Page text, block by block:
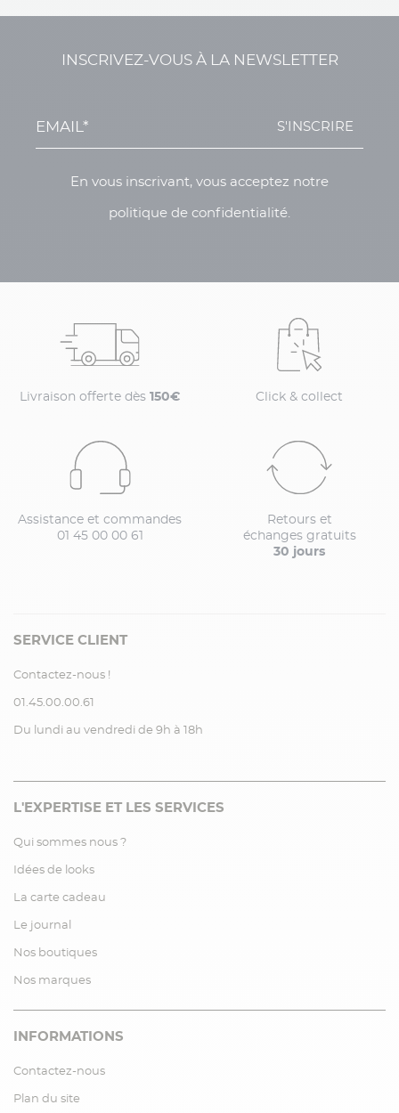
INSCRIVEZ-VOUS À LA NEWSLETTER
S'INSCRIRE
En vous inscrivant, vous acceptez notre
politique de confidentialité.
Livraison offerte dès 150€ Click & collect
Assistance et commandes
01 45 00 00 61
Retours et
échanges gratuits
30 jours
SERVICE CLIENT
Contactez-nous !
01.45.00.00.61
Du lundi au vendredi de 9h à 18h
L'EXPERTISE ET LES SERVICES
Qui sommes nous ?
Idées de looks
La carte cadeau
Le journal
Nos boutiques
Nos marques
INFORMATIONS
Contactez-nous
Plan du site